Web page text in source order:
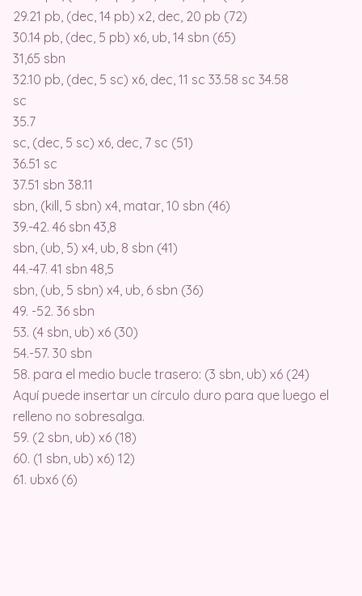
29.21 pb, (dec, 14 pb) x2, dec, 20 pb (72)
30.14 pb, (dec, 5 pb) x6, ub, 14 sbn (65)
31,65 sbn
32.10 pb, (dec, 5 sc) x6, dec, 11 sc 33.58 sc 34.58
sc
35.7
sc, (dec, 5 sc) x6, dec, 7 sc (51)
36.51 sc
37.51 sbn 38.11
sbn, (kill, 5 sbn) x4, matar, 10 sbn (46)
39.-42. 46 sbn 43,8
sbn, (ub, 5) x4, ub, 8 sbn (41)
44.-47. 41 sbn 48,5
sbn, (ub, 5 sbn) x4, ub, 6 sbn (36)
49. -52. 36 sbn
53. (4 sbn, ub) x6 (30)
54.-57. 30 sbn
58. para el medio bucle trasero: (3 sbn, ub) x6 (24)
Aquí puede insertar un círculo duro para que luego el
relleno no sobresalga.
59. (2 sbn, ub) x6 (18)
60. (1 sbn, ub) x6) 12)
61. ubx6 (6)